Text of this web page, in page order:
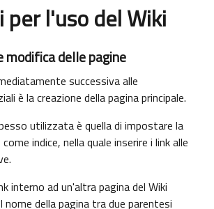
per l'uso del Wiki
modifica delle pagine
successiva alle
è la creazione della pagina principale.
utilizzata è quella di impostare la
indice, nella quale inserire i link alle
interno ad un'altra pagina del Wiki
nome della pagina tra due parentesi